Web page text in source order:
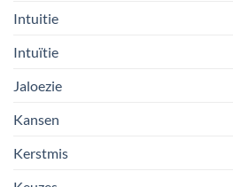
Intuitie
Intuïtie
Jaloezie
Kansen
Kerstmis